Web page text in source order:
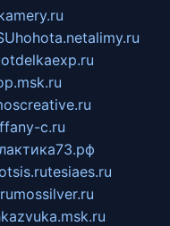
hohota.netalimy.ru
otdelkaexp.ru
c.ru
tesiaes.ru
mossilver.ru